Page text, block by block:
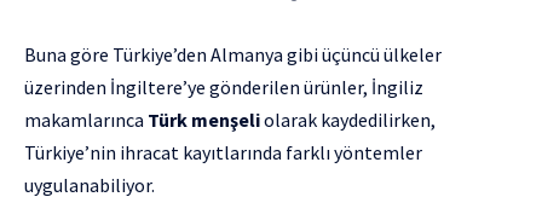
Buna göre Türkiye’den Almanya gibi üçüncü ülkeler
üzerinden İngiltere’ye gönderilen ürünler, İngiliz
makamlarınca Türk menşeliolarak kaydedilirken,
Türkiye’nin ihracat kayıtlarında farklı yöntemler
uygulanabiliyor.